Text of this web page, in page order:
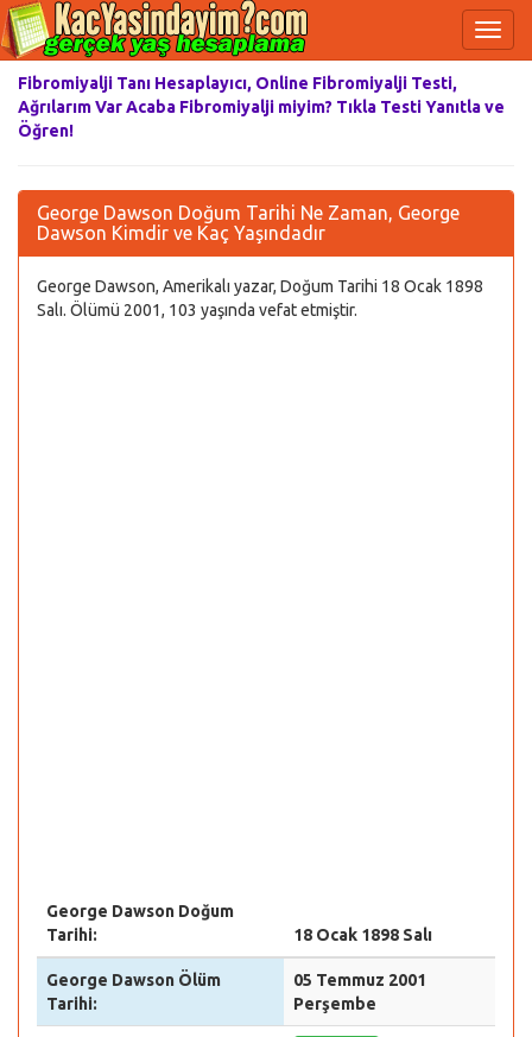
Fibromiyalji Tanı Hesaplayıcı, Online Fibromiyalji Testi,
Ağrılarım Var Acaba Fibromiyalji miyim? Tıkla Testi Yanıtla ve
Öğren!
George Dawson Doğum Tarihi Ne Zaman, George
Dawson Kimdir ve Kaç Yaşındadır
George Dawson, Amerikalı yazar, Doğum Tarihi 18 Ocak 1898
Salı. Ölümü 2001, 103 yaşında vefat etmiştir.
George Dawson Doğum
Tarihi:
18 Ocak 1898 Salı
George Dawson Ölüm
Tarihi:
05 Temmuz 2001
Perşembe